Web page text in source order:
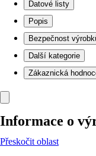
Datové listy
Popis
Bezpečnost
Další kategorie
Zákaznická
Informace o
Přeskočit oblast